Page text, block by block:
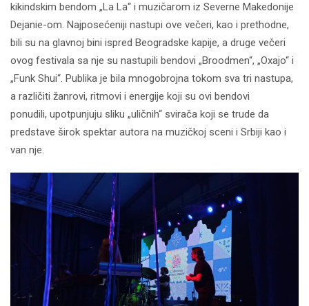
kikindskim bendom „La La“ i muzičarom iz Severne Makedonije
Dejanie-om. Najposećeniji nastupi ove večeri, kao i prethodne,
bili su na glavnoj bini ispred Beogradske kapije, a druge večeri
ovog festivala sa nje su nastupili bendovi „Broodmen“, „Oxajo“ i
„Funk Shui“. Publika je bila mnogobrojna tokom sva tri nastupa,
a različiti žanrovi, ritmovi i energije koji su ovi bendovi
ponudili, upotpunjuju sliku „uličnih“ svirača koji se trude da
predstave širok spektar autora na muzičkoj sceni i Srbiji kao i
van nje.